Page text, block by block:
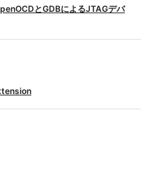
とGDBによるJTAGデバ